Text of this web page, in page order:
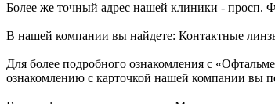
Более же точный адрес нашей клиники - просп.
В нашей компании вы найдете: Контактные
Для более подробного ознакомления с
ознакомлению с карточкой нашей компании вы